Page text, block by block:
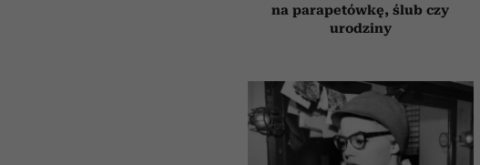
na parapetówkę, ślub czy
urodziny